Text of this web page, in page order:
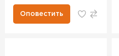
Оповестить